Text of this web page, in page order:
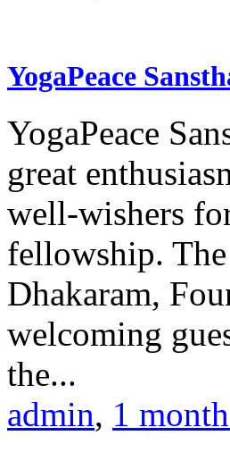
YogaPeace
YogaPeace
great
well-wishers
fellowship.
Dhakaram,
welcoming
the...
admin, 1